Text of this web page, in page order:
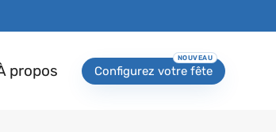
propos Configurez votre fête